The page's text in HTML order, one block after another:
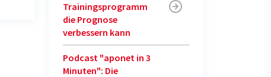
Trainingsprogramm
die Prognose
verbessern kann
Podcast "aponet in 3
Minuten": Die